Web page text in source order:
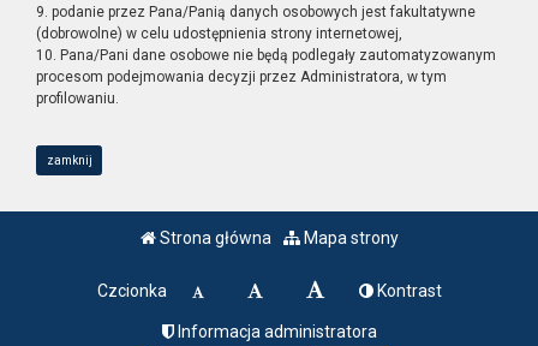
9. podanie przez Pana/Panią danych osobowych jest fakultatywne
(dobrowolne) w celu udostępnienia strony internetowej,
10. Pana/Pani dane osobowe nie będą podlegały zautomatyzowanym
procesom podejmowania decyzji przez Administratora, w tym
profilowaniu.
zamknij
Strona główna Mapa strony
Czcionka Kontrast
Informacja administratora